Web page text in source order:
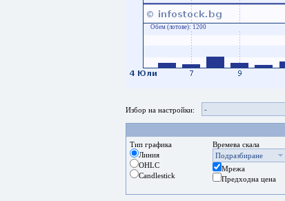
Обем (лотове): 1200
Избор на настройки: -
Тип графика
Линия
OHLC
Candlestick
Времева скала
Подразбиране
Мрежа
Предходна цена